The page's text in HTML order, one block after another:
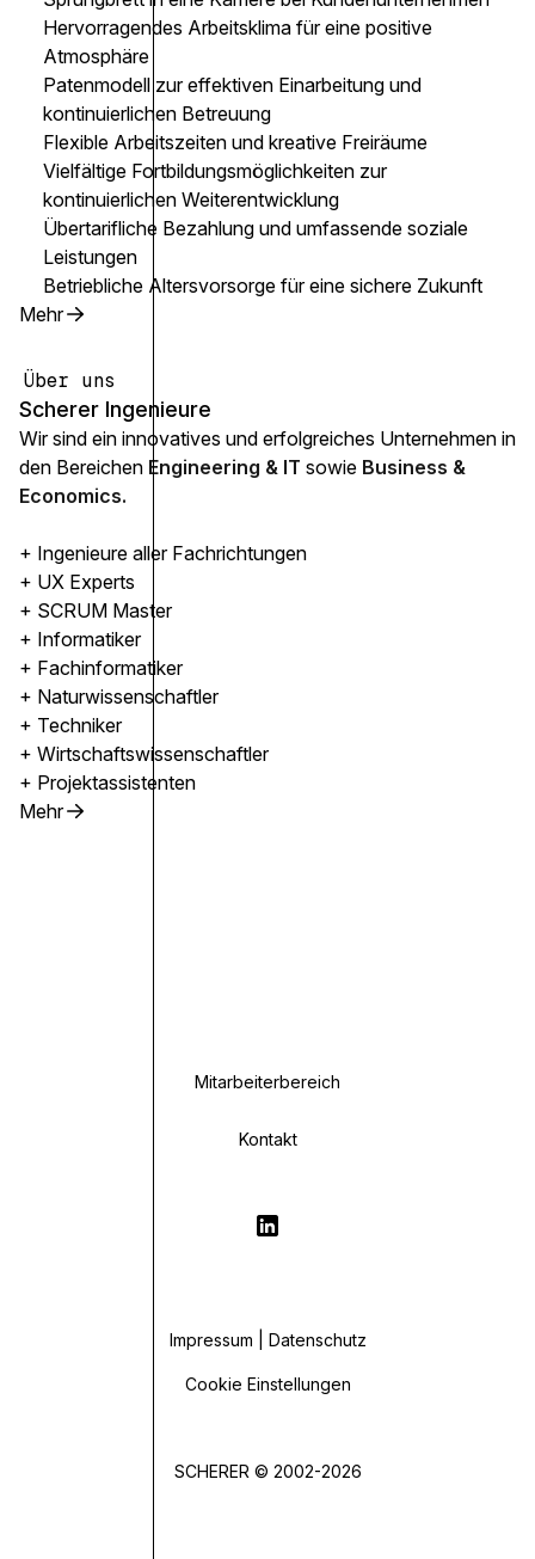
Über uns
Scherer Ingenieure
Wir sind ein innovatives und erfolgreiches Unternehmen in
den Bereichen Engineering & IT sowie Business &
Economics.
+ Ingenieure aller Fachrichtungen
+ UX Experts
+ SCRUM Master
+ Informatiker
+ Fachinformatiker
+ Naturwissenschaftler
+ Techniker
+ Wirtschaftswissenschaftler
+ Projektassistenten
Mehr
Hervorragendes Arbeitsklima für eine positive
Atmosphäre
Patenmodell zur effektiven Einarbeitung und
kontinuierlichen Betreuung
Flexible Arbeitszeiten und kreative Freiräume
Vielfältige Fortbildungsmöglichkeiten zur
kontinuierlichen Weiterentwicklung
Übertarifliche Bezahlung und umfassende soziale
Leistungen
Betriebliche Altersvorsorge für eine sichere Zukunft
Mehr
Mitarbeiterbereich
Kontakt
SCHERER © 2002-2026
Impressum | Datenschutz
Cookie Einstellungen